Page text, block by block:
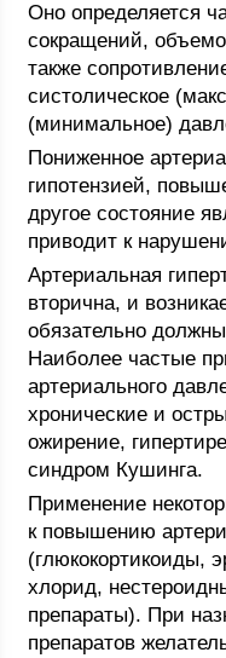
Оно определяется
сокращений,
также
систолическое
(минимальное)
Пониженное
гипотензией,
другое состояние
приводит к
Артериальная
вторична, и
обязательно
Наиболее частые
артериального
хронические и
ожирение,
синдром Кушинга.
Применение
к повышению
(глюкокортикоиды,
хлорид,
препараты). При
препаратов